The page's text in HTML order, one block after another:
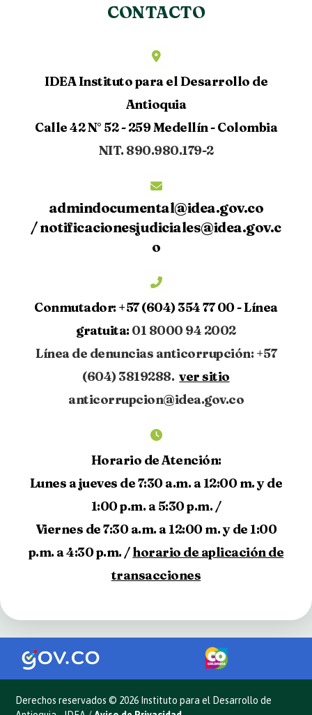
CONTACTO
IDEA Instituto para el Desarrollo de
Antioquia
Calle 42 N° 52 - 259 Medellín - Colombia
NIT. 890.980.179-2
admindocumental@idea.gov.co
/notificacionesjudiciales@idea.gov.c
o
Conmutador: +57 (604) 354 77 00 -Línea
gratuita: 01 8000 94 2002
Línea de denuncias anticorrupción: +57
(604) 3819288.ver sitio
anticorrupcion@idea.gov.co
Horario de Atención:
Lunes a jueves de 7:30 a.m. a 12:00 m. y de
1:00 p.m. a 5:30 p.m. /
Viernes de 7:30 a.m. a 12:00 m. y de 1:00
p.m. a 4:30 p.m. /horario de aplicación de
transacciones
Derechos reservados © 2026 Instituto para el Desarrollo de